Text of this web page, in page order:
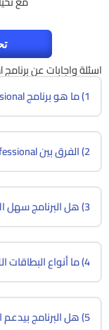
اسئلة واجابات عن برنامج Zebra CardStudio Professional
1) ما هو برنامج Zebra CardStudio Professional؟
2) الفرق بين CardStudio Professional ونسخ CardStudio التانية؟
3) هل البرنامج سهل الاستخدام؟
4) ما أنواع البطاقات اللي يقدر البرنامج يعملها؟
5) هل البرنامج بيدعم الطابعات غير Zebra؟